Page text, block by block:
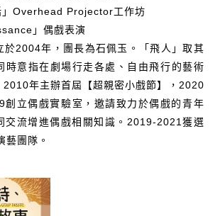
」Overhead Projector工作坊
」偶戲表演
於2004年，團長為石佩玉。「飛人」取其
時意指在劇場行走各處、自由飛行的藝術
2010年主辦首屆【超親密小戲節】，2020
創立偶戲實驗室，邀請致力於偶戲的青年
交流增進偶戲相關知識。2019-2021獲選
藝團隊。